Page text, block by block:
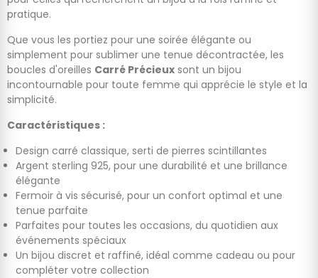
pratique.
Que vous les portiez pour une soirée élégante ou
simplement pour sublimer une tenue décontractée, les
boucles d'oreilles Carré Précieux sont un bijou
incontournable pour toute femme qui apprécie le style et la
simplicité.
Caractéristiques :
Design carré classique, serti de pierres scintillantes
Argent sterling 925, pour une durabilité et une brillance
élégante
Fermoir à vis sécurisé, pour un confort optimal et une
tenue parfaite
Parfaites pour toutes les occasions, du quotidien aux
événements spéciaux
Un bijou discret et raffiné, idéal comme cadeau ou pour
compléter votre collection